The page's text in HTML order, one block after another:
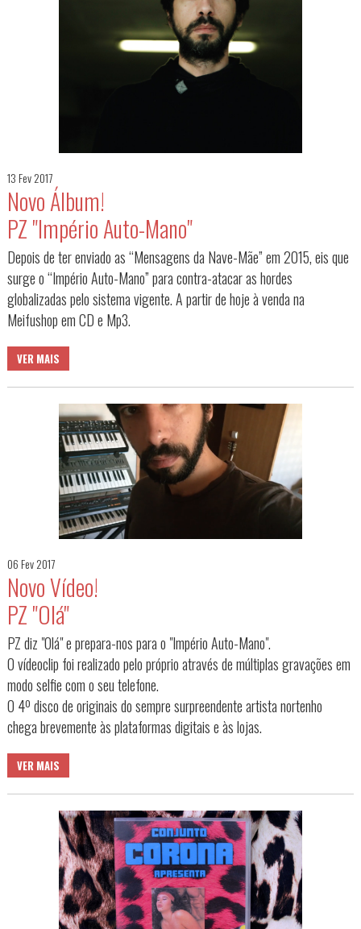
13 Fev 2017
Novo Álbum!
PZ "Império Auto-Mano"
Depois de ter enviado as “Mensagens da Nave-Mãe” em 2015, eis que
surge o “Império Auto-Mano” para contra-atacar as hordes
globalizadas pelo sistema vigente. A partir de hoje à venda na
Meifushop em CD e Mp3.
VER MAIS
06 Fev 2017
Novo Vídeo!
PZ "Olá"
PZ diz "Olá" e prepara-nos para o "Império Auto-Mano".
O vídeoclip foi realizado pelo próprio através de múltiplas gravações em
modo selfie com o seu telefone.
O 4º disco de originais do sempre surpreendente artista nortenho
chega brevemente às plataformas digitais e às lojas.
VER MAIS